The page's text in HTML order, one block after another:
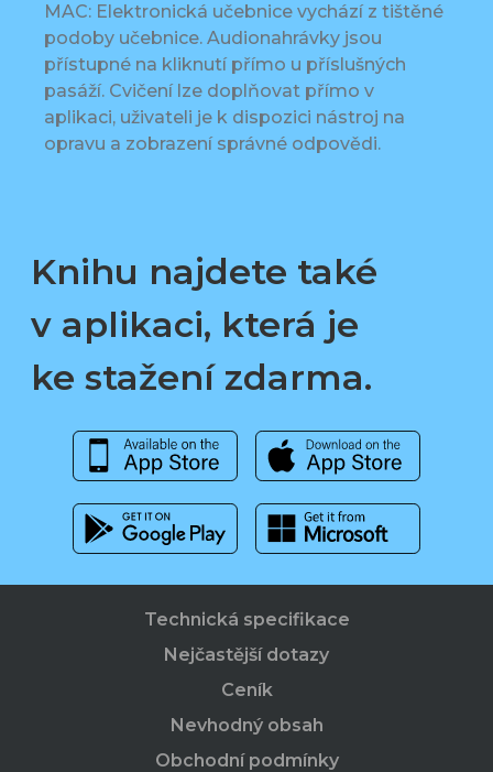
MAC: Elektronická učebnice vychází z tištěné
podoby učebnice. Audionahrávky jsou
přístupné na kliknutí přímo u příslušných
pasáží. Cvičení lze doplňovat přímo v
aplikaci, uživateli je k dispozici nástroj na
opravu a zobrazení správné odpovědi.
Knihu najdete také
v aplikaci, která je
ke stažení zdarma.
Technická specifikace
Nejčastější dotazy
Ceník
Nevhodný obsah
Obchodní podmínky